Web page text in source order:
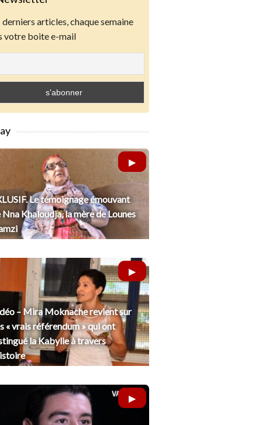
derniers articles, chaque semaine
votre boite e-mail
Le témoignage émouvant
Nna Khaloudja, la mère de Lounes
– Mira Moknache revient sur
« vrais référendum » qui ont
la Kabylie à travers